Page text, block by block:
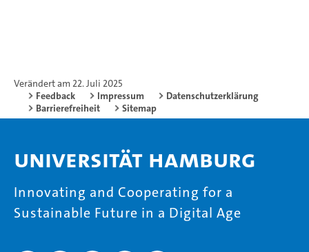
Verändert am 22. Juli 2025
Feedback
Impressum
Datenschutzerklärung
Barrierefreiheit
Sitemap
Universität Hamburg
Innovating and Cooperating for a
Sustainable Future in a Digital Age